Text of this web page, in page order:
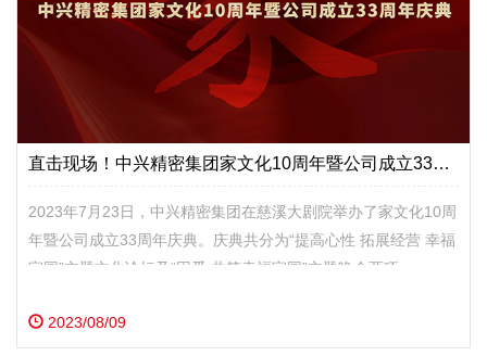
直击现场！中兴精密集团家文化10周年暨公司成立33周年庆典圆满！
2023年7月23日，中兴精密集团在慈溪大剧院举办了家文化10周
年暨公司成立33周年庆典。庆典共分为“提高心性 拓展经营 幸福
家园”主题文化论坛及“因爱 共筑幸福家园”主题晚会两项。
2023/08/09